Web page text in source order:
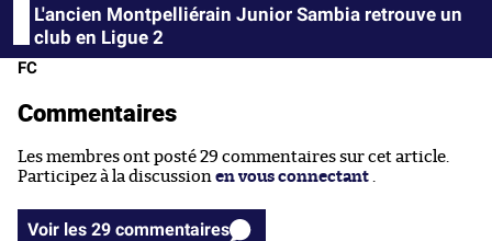
L'ancien Montpelliérain Junior Sambia retrouve un
club en Ligue 2
FC
Commentaires
Les membres ont posté 29 commentaires sur cet article.
Participez à la discussion en vous connectant
Voir les 29 commentaires